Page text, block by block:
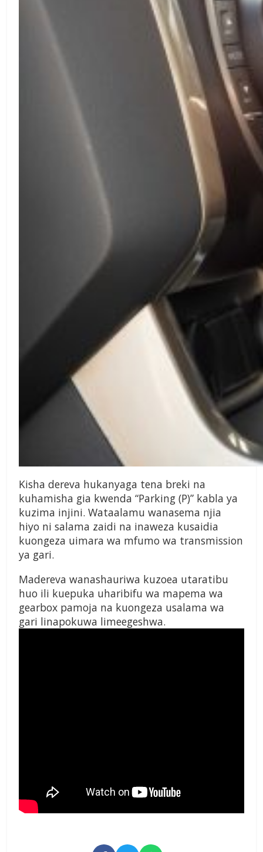
Kisha dereva hukanyaga tena breki na
kuhamisha gia kwenda “Parking (P)” kabla ya
kuzima injini. Wataalamu wanasema njia
hiyo ni salama zaidi na inaweza kusaidia
kuongeza uimara wa mfumo wa transmission
ya gari.
Madereva wanashauriwa kuzoea utaratibu
huo ili kuepuka uharibifu wa mapema wa
gearbox pamoja na kuongeza usalama wa
gari linapokuwa limeegeshwa.